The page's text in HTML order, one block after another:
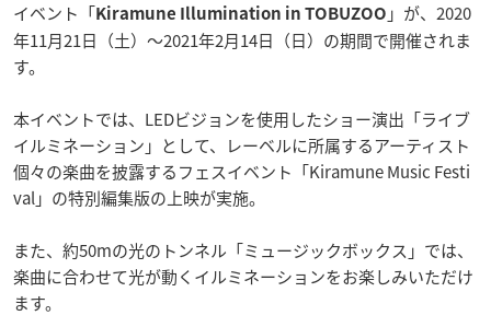
イベント「 Kiramune Illumination in TOBUZOO 」が、2020
年11月21日（土）～2021年2月14日（日）の期間で開催されま
す。
本イベントでは、LEDビジョンを使用したショー演出「ライブ
イルミネーション」として、レーベルに所属するアーティスト
個々の楽曲を披露するフェスイベント「Kiramune Music Festi
val」の特別編集版の上映が実施。
また、約50mの光のトンネル「ミュージックボックス」では、
楽曲に合わせて光が動くイルミネーションをお楽しみいただけ
ます。